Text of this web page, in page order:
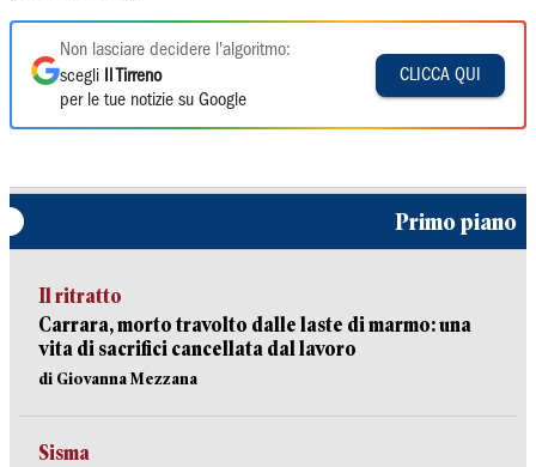
Non lasciare decidere l'algoritmo:
scegli
Il Tirreno
per le tue notizie su Google
CLICCA QUI
Primo piano
Il ritratto
Carrara, morto travolto dalle laste di marmo: una
vita di sacrifici cancellata dal lavoro
di Giovanna Mezzana
Sisma